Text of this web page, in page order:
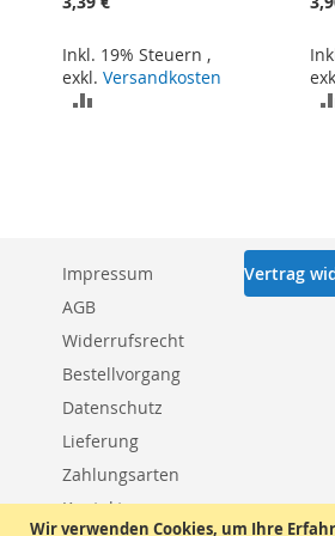
Wir verwenden Cookies, um Ihre
Inkl. 19% Steuern ,
exkl. Versandkosten
Impressum
AGB
Widerrufsrecht
Bestellvorgang
Datenschutz
Lieferung
Zahlungsarten
Kontakt
Vertrag